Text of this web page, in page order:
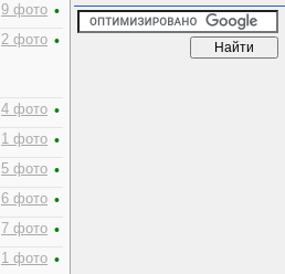
9 фото •
2 фото •
4 фото •
1 фото •
5 фото •
6 фото •
7 фото •
1 фото •